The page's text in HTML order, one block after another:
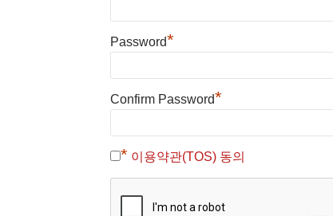
Password*
Confirm Password*
* 이용약관(TOS) 동의